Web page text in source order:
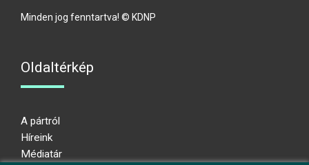
Minden jog fenntartva! © KDNP
Oldaltérkép
A pártról
Híreink
Médiatár